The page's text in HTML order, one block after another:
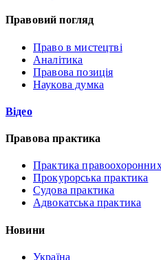
Правовий погляд
Право в мистецтві
Аналітика
Правова позиція
Наукова думка
Відео
Правова практика
Практика
Прокурорська практика
Судова практика
Адвокатська практика
Новини
Україна